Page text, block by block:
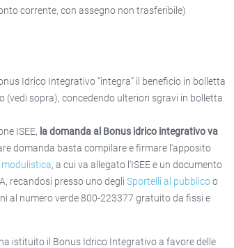
corrente, con assegno non trasferibile)
Idrico Integrativo “integra” il beneficio in bolletta
(vedi sopra), concedendo ulteriori sgravi in bolletta.
ISEE, la domanda al Bonus idrico integrativo va
domanda basta compilare e firmare l’apposito
modulistica, a cui va allegato l'ISEE e un documento
recandosi presso uno degliSportelli al pubblicoo
al numero verde 800-223377 gratuito da fissi e
ha istituito il Bonus Idrico Integrativo a favore delle